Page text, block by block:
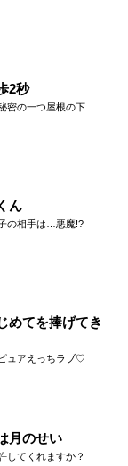
2秒
密の一つ屋根の下
ん
の相手は…悪魔!?
めてを捧げてき
ュアえっちラブ♡
月のせい
してくれますか？